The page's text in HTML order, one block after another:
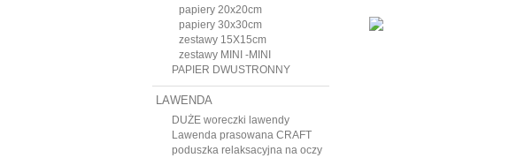
papiery 20x20cm
papiery 30x30cm
zestawy 15X15cm
zestawy MINI -MINI
PAPIER DWUSTRONNY
LAWENDA
DUŻE woreczki lawendy
Lawenda prasowana CRAFT
poduszka relaksacyjna na oczy